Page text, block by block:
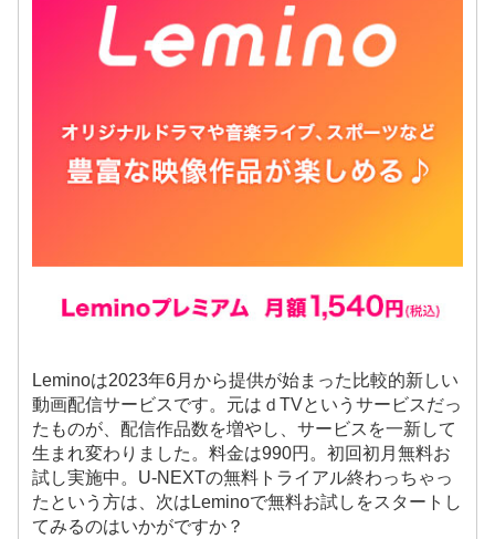
Leminoは2023年6月から提供が始まった比較的新しい
動画配信サービスです。元はｄTVというサービスだっ
たものが、配信作品数を増やし、サービスを一新して
生まれ変わりました。料金は990円。初回初月無料お
試し実施中。U-NEXTの無料トライアル終わっちゃっ
たという方は、次はLeminoで無料お試しをスタートし
てみるのはいかがですか？